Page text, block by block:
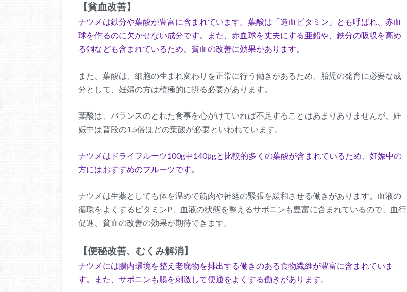
【貧血改善】
ナツメは鉄分や葉酸が豊富に含まれています。葉酸は「造血ビタミン」とも呼ばれ、赤血
球を作るのに欠かせない成分です。また、赤血球を丈夫にする亜鉛や、鉄分の吸収を高め
る銅なども含まれているため、貧血の改善に効果があります。
また、葉酸は、細胞の生まれ変わりを正常に行う働きがあるため、胎児の発育に必要な成
分として、妊婦の方は積極的に摂る必要があります。
葉酸は、バランスのとれた食事を心がけていれば不足することはあまりありませんが、妊
娠中は普段の1.5倍ほどの葉酸が必要といわれています。
ナツメはドライフルーツ100g中140μgと比較的多くの葉酸が含まれているため、妊娠中の
方にはおすすめのフルーツです。
ナツメは生薬としても体を温めて筋肉や神経の緊張を緩和させる働きがあります。血液の
循環をよくするビタミンP、血液の状態を整えるサポニンも豊富に含まれているので、血行
促進、貧血の改善の効果が期待できます。
【便秘改善、むくみ解消】
ナツメには腸内環境を整え老廃物を排出する働きのある食物繊維が豊富に含まれていま
す。また、サポニンも腸を刺激して便通をよくする働きがあります。